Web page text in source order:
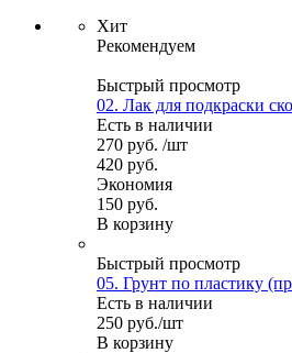
Хит
Рекомендуем
Быстрый просмотр
02. Лак для подкраски
Есть в наличии
270 руб. /шт
420 руб.
Экономия
150 руб.
В корзину
Быстрый просмотр
05. Грунт по пластику
Есть в наличии
250 руб./шт
В корзину